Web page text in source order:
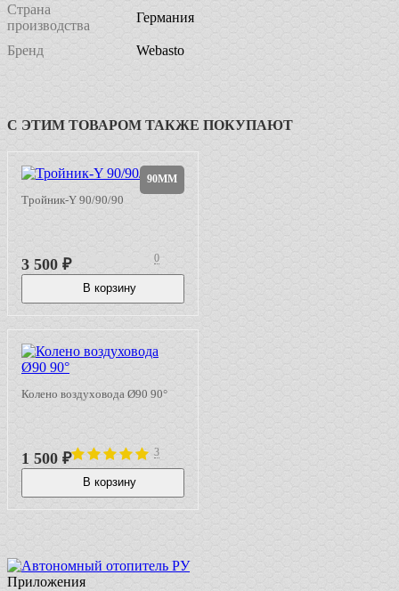
Страна
производства
Германия
Бренд Webasto
С ЭТИМ ТОВАРОМ ТАКЖЕ ПОКУПАЮТ
90ММ
Тройник-Y 90/90/90
3 500 ₽ 0
В корзину
Колено воздуховода Ø90 90°
1 500 ₽ 3
В корзину
Приложения